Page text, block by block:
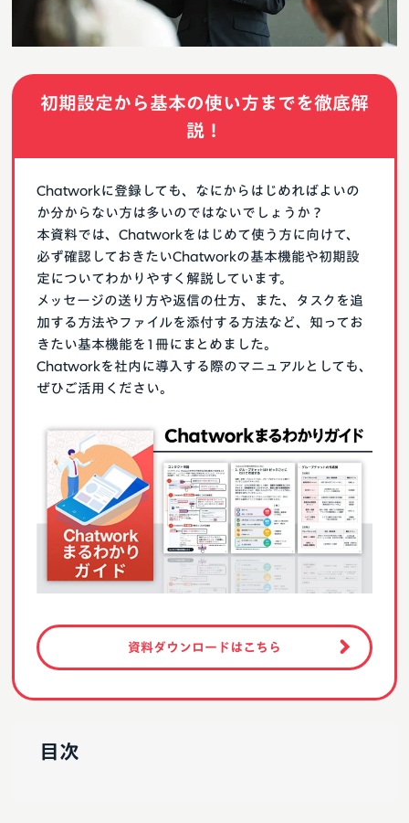
初期設定から基本の使い方までを徹底解
説！
Chatworkに登録しても、なにからはじめればよいの
か分からない方は多いのではないでしょうか？
本資料では、Chatworkをはじめて使う方に向けて、
必ず確認しておきたいChatworkの基本機能や初期設
定についてわかりやすく解説しています。
メッセージの送り方や返信の仕方、また、タスクを追
加する方法やファイルを添付する方法など、知ってお
きたい基本機能を1冊にまとめました。
Chatworkを社内に導入する際のマニュアルとしても、
ぜひご活用ください。
資料ダウンロードはこちら
目次